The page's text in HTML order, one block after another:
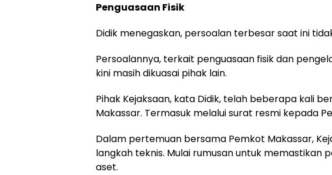
Penguasaan Fisik
Didik menegaskan, persoalan terbesar saat ini
Persoalannya, terkait penguasaan fisik dan
kini masih dikuasai pihak lain.
Pihak Kejaksaan, kata Didik, telah beberapa kali
Makassar. Termasuk melalui surat resmi kepada
Dalam pertemuan bersama Pemkot Makassar,
langkah teknis. Mulai rumusan untuk memastikan
aset.